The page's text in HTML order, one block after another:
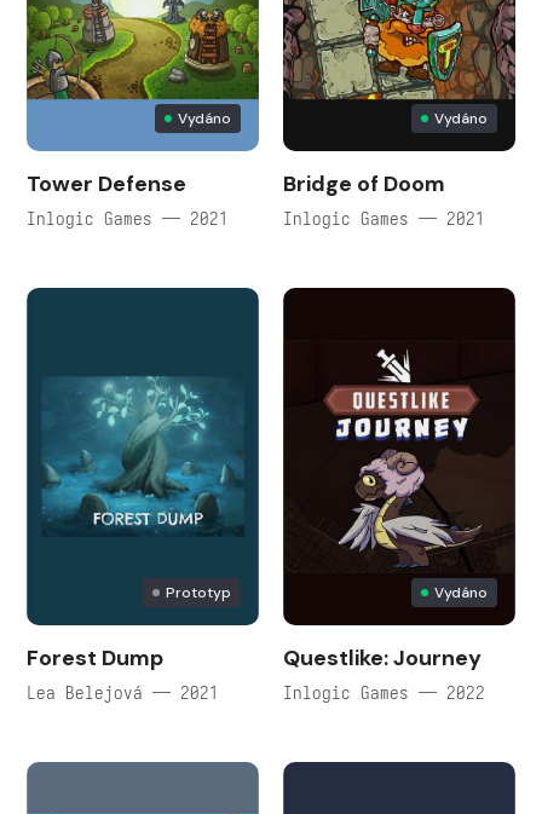
Vydáno
Tower Defense
Inlogic Games — 2021
Vydáno
Bridge of Doom
Inlogic Games — 2021
Prototyp
Forest Dump
Lea Belejová — 2021
Vydáno
Questlike: Journey
Inlogic Games — 2022